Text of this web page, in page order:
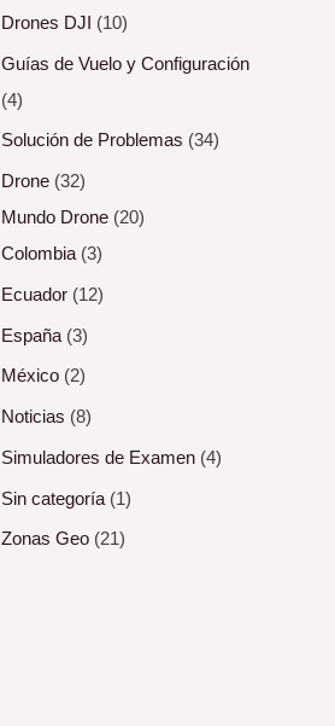
Drones DJI (10)
Guías de Vuelo y Configuración
(4)
Solución de Problemas (34)
Drone(32)
Mundo Drone(20)
Colombia(3)
Ecuador(12)
España(3)
México(2)
Noticias (8)
Simuladores de Examen(4)
Sin categoría(1)
Zonas Geo(21)